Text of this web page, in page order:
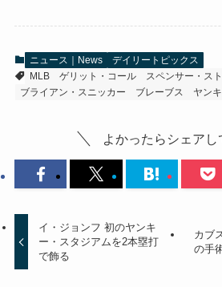
ニュース｜News
デイリートピックス
MLB
ゲリット・コール
スペンサー・ス
ブライアン・スニッカー
ブレーブス ヤン
よかったらシェアし
イ・ジョンフ 初のヤンキ
ー・スタジアムを2本塁打
で飾る
カブ
の手